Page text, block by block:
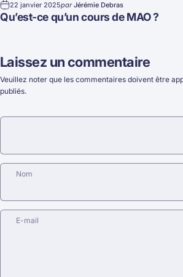
22 janvier 2025parJérémie Debras
Qu’est-ce qu’un cours de MAO ?
Laissez un commentaire
Veuillez noter que les commentaires doivent être
publiés.
Nom
E-mail